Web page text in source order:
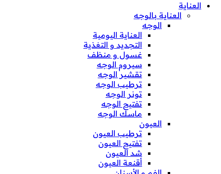
العناية
العناية بالوجه
الوجه
العناية اليومية
التجديد و التغذية
غسول و منظف
سيروم الوجه
تقشير الوجه
ترطيب الوجه
تونر الوجه
تفتيح الوجه
ماسك الوجه
العيون
ترطيب العيون
تفتيح العيون
شد العيون
أقنعة العيون